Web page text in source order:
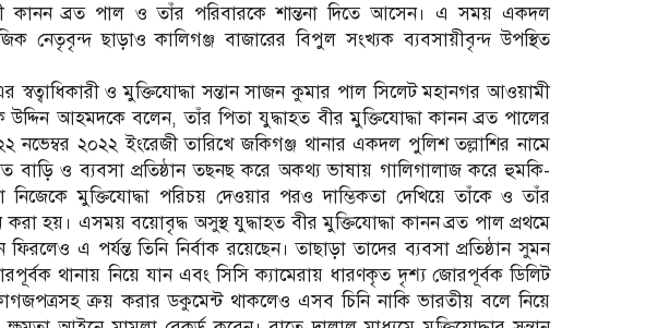
কানন ব্রত পাল ও তাঁর পরিবারকে শান্তনা দিতে আসেন। এ সময় একদল
নেতৃবৃন্দ ছাড়াও কালিগঞ্জ বাজারের বিপুল সংখ্যক ব‍্যবসায়ীবৃন্দ উপস্থিত
স্বত্বাধিকারী ও মুক্তিযোদ্ধা সন্তান সাজন কুমার পাল সিলেট মহানগর আওয়ামী
উদ্দিন আহমদকে বলেন, তাঁর পিতা যুদ্ধাহত বীর মুক্তিযোদ্ধা কানন ব্রত পালের
নভেম্বর ২০২২ ইংরেজী তারিখে জকিগঞ্জ থানার একদল পুলিশ তল্লাশির নামে
বাড়ি ও ব্যবসা প্রতিষ্ঠান তছনছ করে অকথ্য ভাষায় গালিগালাজ করে হুমকি-
মুক্তিযোদ্ধা পরিচয় দেওয়ার পরও দাম্ভিকতা দেখিয়ে তাঁকে ও তাঁর
করা হয়। এসময় বয়োবৃদ্ধ অসুস্থ যুদ্ধাহত বীর মুক্তিযোদ্ধা কানন ব্রত পাল প্রথমে
ফিরলেও এ পর্যন্ত তিনি নির্বাক রয়েছেন। তাছাড়া তাদের ব্যবসা প্রতিষ্ঠান সুমন
থানায় নিয়ে যান এবং সিসি ক্যামেরায় ধারণকৃত দৃশ্য জোরপূর্বক ডিলিট
ক্রয় করার ডকুমেন্ট থাকলেও এসব চিনি নাকি ভারতীয় বলে নিয়ে